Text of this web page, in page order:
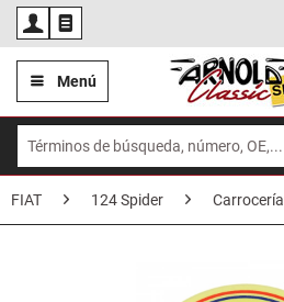
Menú
FIAT 124 Spider Carrocería